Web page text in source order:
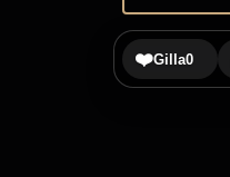
❤️Gilla0